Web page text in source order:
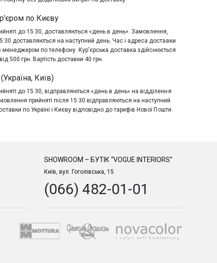
по Києву
до 15:30, доставляються «день в день». Замовлення,
доставляються на наступний день. Час і адреса доставки
менеджером по телефону. Кур'єрська доставка здійснюється
500 грн. Вартість доставки 40 грн.
Київ)
до 15:30, відправляються «день в день» на відділення
прийняті після 15:30 відправляються на наступний
по Україні і Києву відповідно до тарифів Нової Пошти.
SHOWROOM – БУТІК “VOGUE INTERIORS”
Київ, вул. Гоголівська, 15
(066) 482-01-01